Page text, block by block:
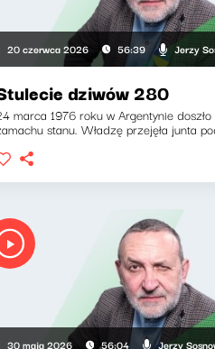
20 czerwca 2026 56:39 Jerzy
dziwów 280
marca 1976 roku w Argentynie
stanu. Władzę przejęła junta
30 maja 2026 56:04 Jerzy